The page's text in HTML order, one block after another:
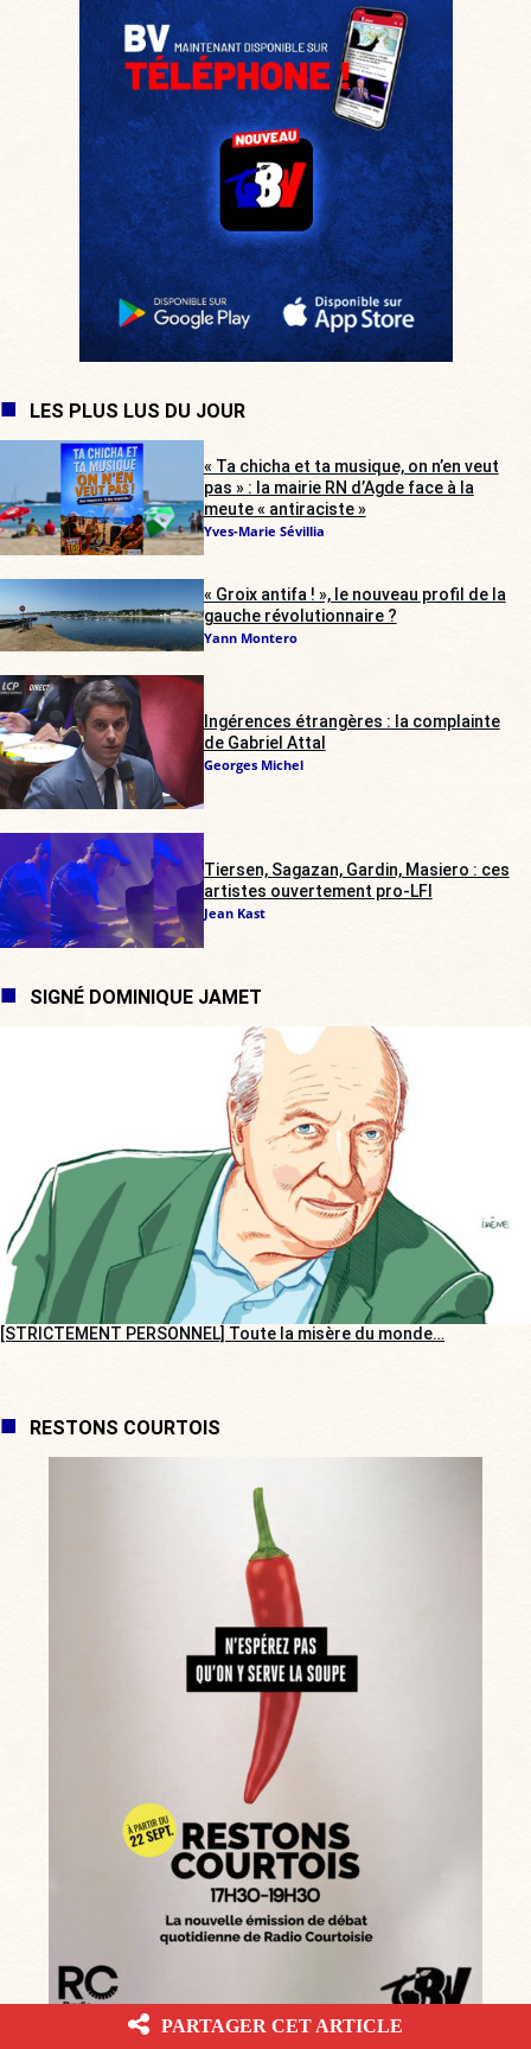
LES PLUS LUS DU JOUR
« Ta chicha et ta musique, on n’en veut
pas » : la mairie RN d’Agde face à la
meute « antiraciste »
Yves-Marie Sévillia
« Groix antifa ! », le nouveau profil de la
gauche révolutionnaire ?
Yann Montero
Ingérences étrangères : la complainte
de Gabriel Attal
Georges Michel
Tiersen, Sagazan, Gardin, Masiero : ces
artistes ouvertement pro-LFI
Jean Kast
SIGNÉ DOMINIQUE JAMET
[STRICTEMENT PERSONNEL] Toute la misère du monde…
RESTONS COURTOIS
PARTAGER CET ARTICLE